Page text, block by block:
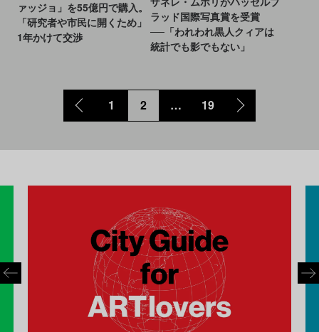
ァッジョ」を55億円で購入。
「研究者や市民に開くため」
1年かけて交渉
ラッド国際写真賞を受賞
──「われわれ黒人クィアは
統計でも影でもない」
1 2 … 19